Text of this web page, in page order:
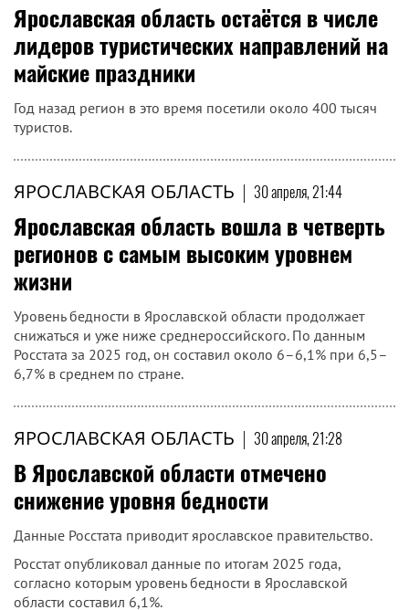
Ярославская область остаётся в числе
лидеров туристических направлений на
майские праздники
Год назад регион в это время посетили около 400 тысяч
туристов.
ЯРОСЛАВСКАЯ ОБЛАСТЬ | 30 апреля, 21:44
Ярославская область вошла в четверть
регионов с самым высоким уровнем
жизни
Уровень бедности в Ярославской области продолжает
снижаться и уже ниже среднероссийского. По данным
Росстата за 2025 год, он составил около 6–6,1% при 6,5–
6,7% в среднем по стране.
ЯРОСЛАВСКАЯ ОБЛАСТЬ | 30 апреля, 21:28
В Ярославской области отмечено
снижение уровня бедности
Данные Росстата приводит ярославское правительство.
Росстат опубликовал данные по итогам 2025 года,
согласно которым уровень бедности в Ярославской
области составил 6,1%.